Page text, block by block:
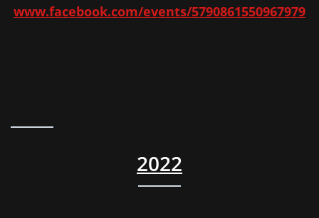
www.facebook.com/events/5790861550967979
2022